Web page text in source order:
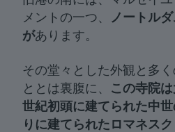
メントの一つ、
ノートル
があります。
その堂々とした外観と多
ととは裏腹に、 この寺院は
世紀初頭に建てられた中
りに建てられたロマネス